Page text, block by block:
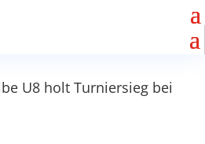
U8 holt Turniersieg bei